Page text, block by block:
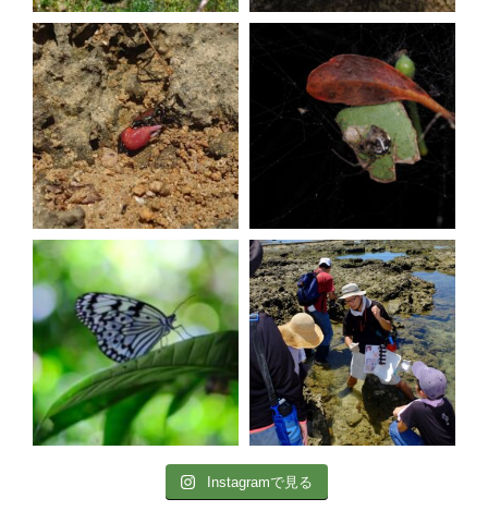
Instagramで見る